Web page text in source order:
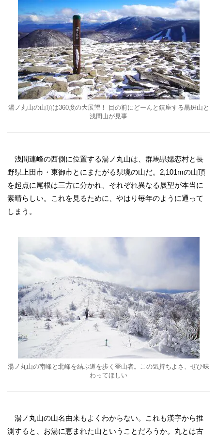
湯ノ丸山の山頂は360度の大展望！ 目の前にどーんと鎮座する黒斑山と
浅間山が見事
浅間連峰の西側に位置する湯ノ丸山は、群馬県嬬恋村と長
野県上田市・東御市とにまたがる県境の山だ。2,101mの山頂
を起点に尾根は三方に分かれ、それぞれ異なる展望が本当に
素晴らしい。これを見るために、やはり毎年のように通って
しまう。
湯ノ丸山の南峰と北峰を結ぶ道を歩く登山者。この気持ちよさ、ぜひ味
わってほしい
湯ノ丸山の山名由来もよくわからない。これも漢字から推
測すると、お湯に恵まれた山ということだろうか。丸とは古